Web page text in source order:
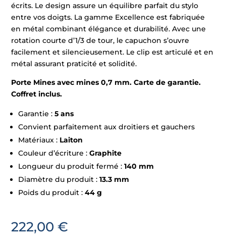
écrits. Le design assure un équilibre parfait du stylo
entre vos doigts. La gamme Excellence est fabriquée
en métal combinant élégance et durabilité. Avec une
rotation courte d’1/3 de tour, le capuchon s’ouvre
facilement et silencieusement. Le clip est articulé et en
métal assurant praticité et solidité.
Porte Mines avec mines 0,7 mm. Carte de garantie.
Coffret inclus.
Garantie :5 ans
Convient parfaitement aux droitiers et gauchers
Matériaux : Laiton
Couleur d’écriture :Graphite
Longueur du produit fermé :140 mm
Diamètre du produit :13.3 mm
Poids du produit :44 g
222,00€